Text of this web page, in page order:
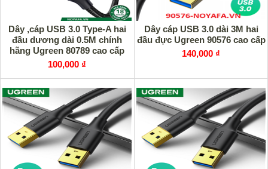
Dây ,cáp USB 3.0 Type-A hai
đầu dương dài 0.5M chính
hãng Ugreen 80789 cao cấp
100,000 ₫
Dây cáp USB 3.0 dài 3M hai
đầu đực Ugreen 90576 cao cấp
140,000 ₫